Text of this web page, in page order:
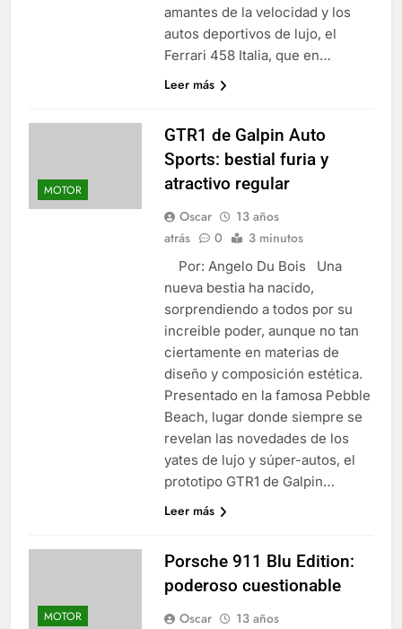
amantes de la velocidad y los
autos deportivos de lujo, el
Ferrari 458 Italia, que en…
Leer más
MOTOR
GTR1 de Galpin Auto
Sports: bestial furia y
atractivo regular
Oscar
13 años
atrás
0 3 minutos
Por: Angelo Du Bois Una
nueva bestia ha nacido,
sorprendiendo a todos por su
increible poder, aunque no tan
ciertamente en materias de
diseño y composición estética.
Presentado en la famosa Pebble
Beach, lugar donde siempre se
revelan las novedades de los
yates de lujo y súper-autos, el
prototipo GTR1 de Galpin…
Leer más
MOTOR
Porsche 911 Blu Edition:
poderoso cuestionable
Oscar
13 años